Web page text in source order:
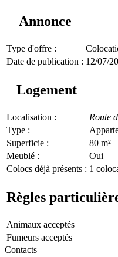
Annonce
Type d'offre :
Date de publication : 12/07/
Logement
Localisation : Route
Type :
Superficie :
80 m²
Meublé :
Oui
Colocs déjà présents : 1
Règles
Animaux acceptés
Fumeurs acceptés
Contacts